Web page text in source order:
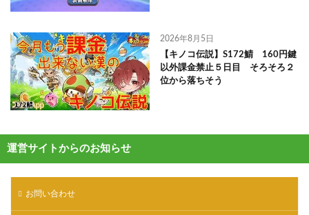
2026年8月5日
【キノコ伝説】S172鯖 160円鍵
以外課金禁止５日目 そろそろ２
位から落ちそう
運営サイトからのお知らせ
お問い合わせ